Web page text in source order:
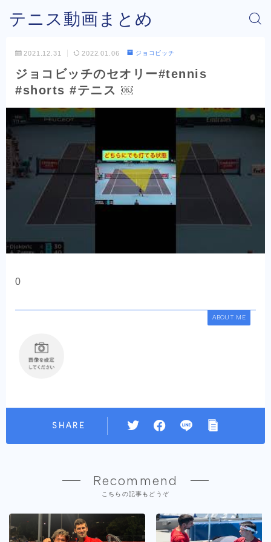
テニス動画まとめ
2021.12.31 2022.01.06 ジョコビッチ
ジョコビッチのセオリー#tennis
#shorts #テニス ￼
0
ABOUT ME
SHARE
Recommend
こちらの記事もどうぞ